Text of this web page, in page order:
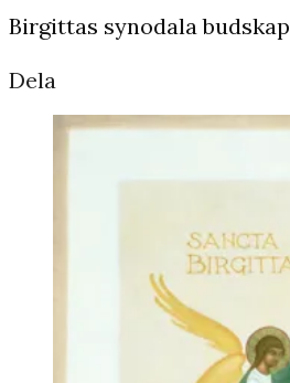
Birgittas synodala budskap
Dela